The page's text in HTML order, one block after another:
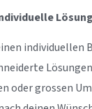
individuellen
oder grossen